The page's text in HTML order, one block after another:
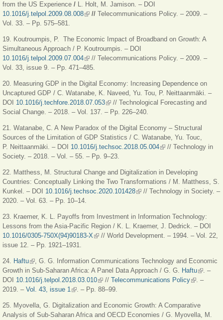
from the US Experience / L. Holt, M. Jamison. – DOI
10.1016/j.telpol.2009.08.008(внешняя ссылка)
// Telecommunications Policy. – 2009. –
Vol. 33. – Pp. 575–581.
19. Koutroumpis, P. The Economic Impact of Broadband on Growth: A
Simultaneous Approach / P. Koutroumpis. – DOI
10.1016/j.telpol.2009.07.004(внешняя ссылка)
// Telecommunications Policy. – 2009. –
Vol. 33, issue 9. – Pp. 471–485.
20. Measuring GDP in the Digital Economy: Increasing Dependence on
Uncaptured GDP / C. Watanabe, K. Naveed, Yu. Tou, P. Neittaanmäki. –
DOI 10.1016/j.techfore.2018.07.053(внешняя ссылка)
// Technological Forecasting and
Social Change. – 2018. – Vol. 137. – Pp. 226–240.
21. Watanabe, C. A New Paradox of the Digital Economy – Structural
Sources of the Limitation of GDP Statistics / C. Watanabe, Yu. Touc,
P. Neittaanmäki. – DOI 10.1016/j.techsoc.2018.05.004(внешняя ссылка)
// Technology in
Society. – 2018. – Vol. – 55. – Pp. 9–23.
22. Matthess, M. Structural Change and Digitalization in Developing
Countries: Conceptually Linking the Two Transformations / M. Matthess, S.
Kunkel. – DOI 10.1016/j.techsoc.2020.101428(внешняя ссылка)
// Technology in Society. –
2020. – Vol. 63. – Pp. 10–14.
23. Kraemer, K. L. Payoffs from Investment in Information Technology:
Lessons from the Asia-Pacific Region / K. L. Kraemer, J. Dedrick. – DOI
10.1016/0305-750X(94)90183-X(внешняя ссылка)
// World Development. – 1994. – Vol. 22,
issue 12. – Pp. 1921–1931.
24. Haftu(внешняя ссылка)
, G. G. Information Communications Technology and Economic
Growth in Sub-Saharan Africa: A Panel Data Approach / G. G. Haftu
ссылка)
. –
DOI 10.1016/j.telpol.2018.03.010(внешняя ссылка)
// Telecommunications Policy(внешняя
. –
2019. – Vol. 43, issue 1(внешняя ссылка)
. – Pp. 88–99.
25. Myovella, G. Digitalization and Economic Growth: A Comparative
Analysis of Sub-Saharan Africa and OECD Economies / G. Myovella, M.